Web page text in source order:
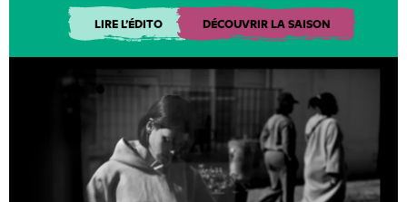
LIRE L'ÉDITO DÉCOUVRIR LA SAISON